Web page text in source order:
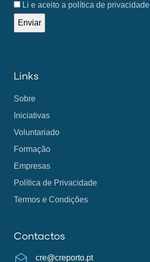
Li e aceito a política de privacidade
Links
Sobre
Iniciativas
Voluntariado
Formação
Empresas
Política de Privacidade
Termos e Condições
Contactos
cre@creporto.pt